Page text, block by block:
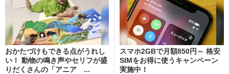
おかたづけもできる点がうれし
い！ 動物の鳴き声やセリフが盛
りだくさんの「アニア ...
スマホ2GBで月額850円～ 格安
SIMをお得に使うキャンペーン
実施中！